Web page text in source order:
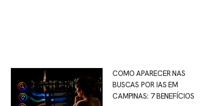
COMO APARECER NAS
BUSCAS POR IAS EM
CAMPINAS: 7 BENEFÍCIOS